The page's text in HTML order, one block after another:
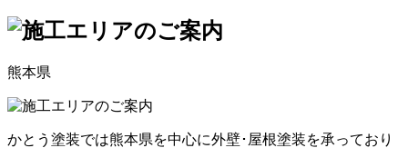
熊本県
かとう塗装では熊本県を中心に外壁･屋根塗装を承っており